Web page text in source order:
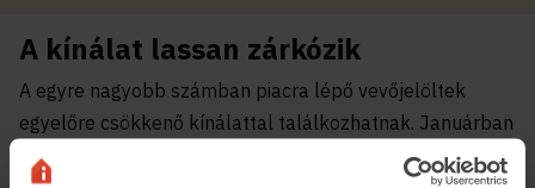
A kínálat lassan zárkózik
A egyre nagyobb számban piacra lépő vevőjelöltek
egyelőre csökkenő kínálattal találkozhatnak. Januárban
a feladott eladó lakóingatlan-hirdetések száma 1